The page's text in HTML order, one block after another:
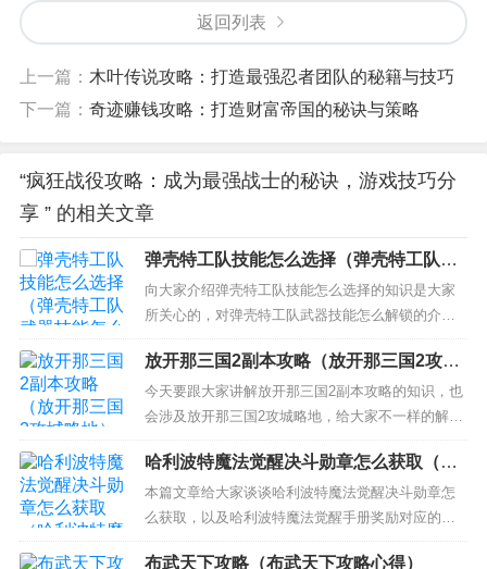
返回列表
上一篇： 木叶传说攻略：打造最强忍者团队的秘籍与技巧
下一篇： 奇迹赚钱攻略：打造财富帝国的秘诀与策略
“疯狂战役攻略：成为最强战士的秘诀，游戏技巧分
享 ” 的相关文章
弹壳特工队技能怎么选择（弹壳特工队武
器技能怎么解锁）
向大家介绍弹壳特工队技能怎么选择的知识是大家
所关心的，对弹壳特工队武器技能怎么解锁的介绍
也是从多个角度来解答，希望可以让大家解决现在
的问题！ 本文目录一览： 1、弹壳特攻队技能怎么
选 2、弹壳特攻队武器技能搭配 3、弹壳特攻队追光
者技能搭配 弹壳特攻队技能怎么选 1.推荐技能匹配:
火箭+轮...
放开那三国2副本攻略（放开那三国2攻城
略地）
今天要跟大家讲解放开那三国2副本攻略的知识，也
会涉及放开那三国2攻城略地，给大家不一样的解决
方案！ 本文目录一览： 1、放开那三国2武将进阶攻
略 2、放开那三国2新手副本推图武将选择攻略 3、
放开那三国2平民玩法攻略介绍 平民怎么玩 4、放开
那三国2阵容的搭配技巧 5、放开那三国2新...
哈利波特魔法觉醒决斗勋章怎么获取（哈
利波特魔法觉醒手册奖励）
本篇文章给大家谈谈哈利波特魔法觉醒决斗勋章怎
么获取，以及哈利波特魔法觉醒手册奖励对应的知
识点，希望对各位有所帮助，不要忘了收藏本站
布武天下攻略（布武天下攻略心得）